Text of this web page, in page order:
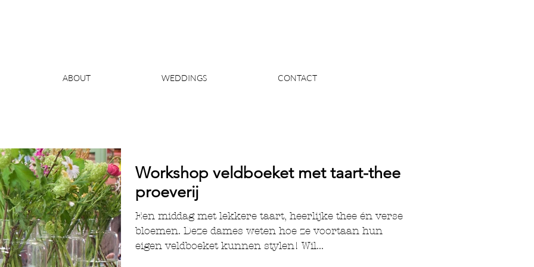
ABOUT WEDDINGS CONTACT
Workshop veldboeket met taart-thee
proeverij
Een middag met lekkere taart, heerlijke thee én verse
bloemen. Deze dames weten hoe ze voortaan hun
eigen veldboeket kunnen stylen! Wil...